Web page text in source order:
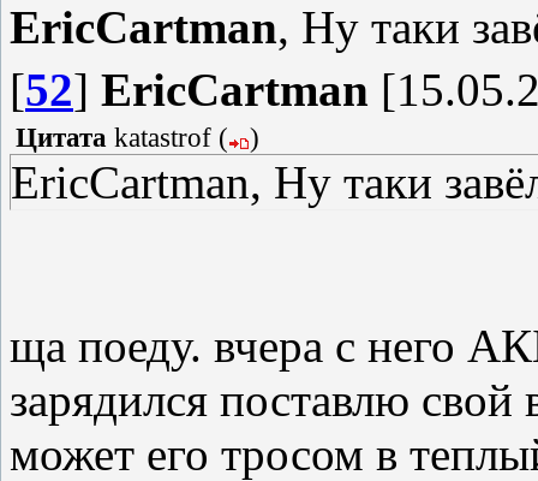
EricCartman, Ну таки
[52] EricCartman
Цитата katastrof ( )
EricCartman, Ну таки
ща поеду. вчера с него
зарядился поставлю
может его тросом в